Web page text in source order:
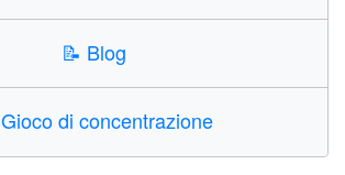
📝 Blog
Gioco di concentrazione